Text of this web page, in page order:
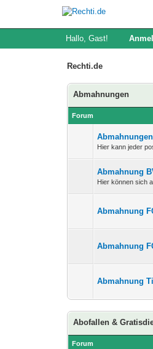
Hallo, Gast!
Rechti.de
Abmahnungen
Forum
Hier kann jeder
Abmahnung
Hier können sich
Abmahnung
Abmahnung
Abmahnung
Abofallen &
Forum